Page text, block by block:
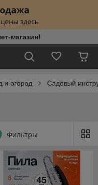
магазин!
и огород Садовый
Фильтры